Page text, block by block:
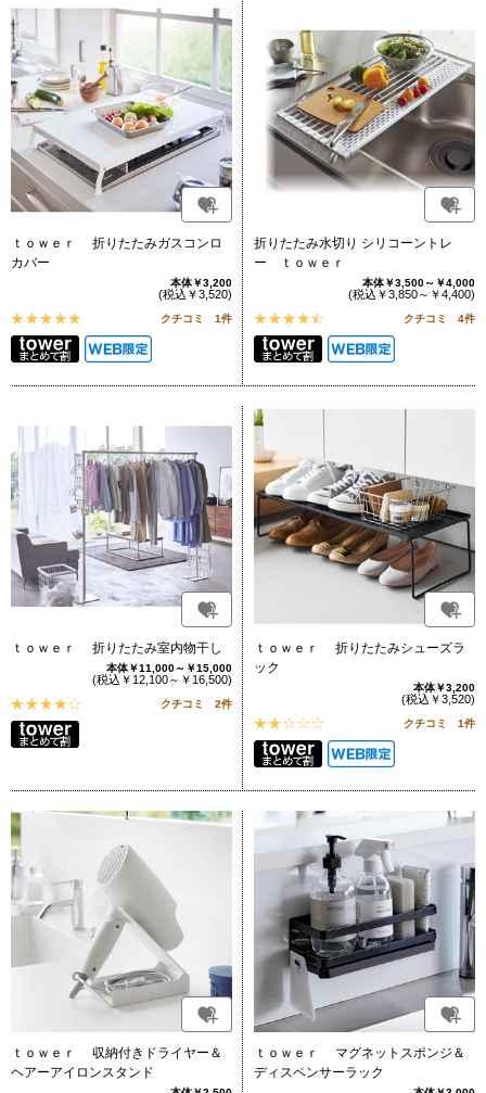
ｔｏｗｅｒ 折りたたみガスコンロ
カバー
本体￥3,200
(税込￥3,520)
クチコミ 1件
折りたたみ水切り シリコーントレ
ー ｔｏｗｅｒ
本体￥3,500～￥4,000
(税込￥3,850～￥4,400)
クチコミ 4件
ｔｏｗｅｒ 折りたたみ室内物干し
本体￥11,000～￥15,000
(税込￥12,100～￥16,500)
クチコミ 2件
ｔｏｗｅｒ 折りたたみシューズラ
ック
本体￥3,200
(税込￥3,520)
クチコミ 1件
ｔｏｗｅｒ 収納付きドライヤー＆
ヘアーアイロンスタンド
ｔｏｗｅｒ マグネットスポンジ＆
ディスペンサーラック